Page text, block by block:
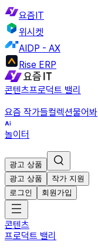
요즘IT
위시켓
AIDP - AX
Rise ERP
콘텐츠프로덕트 밸리
요즘 작가들컬렉션물어봐
놀이터
광고 상품
광고 상품
작가 지원
로그인
회원가입
콘텐츠
프로덕트 밸리